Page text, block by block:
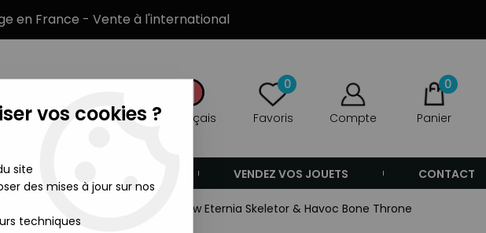
en France - Vente à l'international
Français
0
Favoris Compte
0
Panier
VENDEZ VOS JOUETS CONTACT
de l'Univers Masterverse - New Eternia Skeletor & Havoc Bone Throne
vos cookies ?
site
des mises à jour sur nos
techniques